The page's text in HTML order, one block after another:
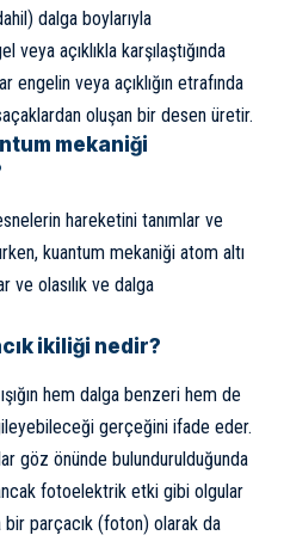
dalga boylarıyla
veya açıklıkla karşılaştığında
engelin veya açıklığın etrafında
oluşan bir desen üretir.
mekaniği
hareketini tanımlar ve
kuantum mekaniği atom altı
ve olasılık ve dalga
ikiliği nedir?
hem dalga benzeri hem de
gerçeğini ifade eder.
göz önünde bulundurulduğunda
fotoelektrik etki gibi olgular
parçacık (foton) olarak da